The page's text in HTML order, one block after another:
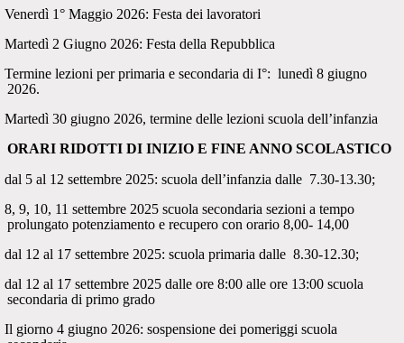
Venerdì 1° Maggio 2026: Festa dei lavoratori
Martedì 2 Giugno 2026: Festa della Repubblica
Termine lezioni per primaria e secondaria di I°: lunedì 8 giugno
2026.
Martedì 30 giugno 2026, termine delle lezioni scuola dell’infanzia
ORARI RIDOTTI DI INIZIO E FINE ANNO SCOLASTICO
dal 5 al 12 settembre 2025: scuola dell’infanzia dalle 7.30-13.30;
8, 9, 10, 11 settembre 2025 scuola secondaria sezioni a tempo
prolungato potenziamento e recupero con orario 8,00- 14,00
dal 12 al 17 settembre 2025: scuola primaria dalle 8.30-12.30;
dal 12 al 17 settembre 2025 dalle ore 8:00 alle ore 13:00 scuola
secondaria di primo grado
Il giorno 4 giugno 2026: sospensione dei pomeriggi scuola